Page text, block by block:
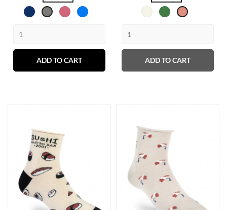
Blau
Gris
Coral Blau
ADD TO CART
Latte Verd Salmon
ADD TO CART